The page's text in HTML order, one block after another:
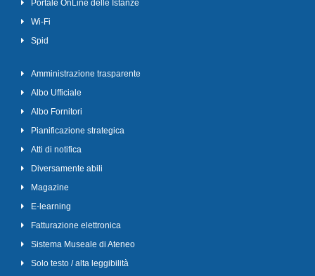
Portale OnLine delle Istanze
Wi-Fi
Spid
Amministrazione trasparente
Albo Ufficiale
Albo Fornitori
Pianificazione strategica
Atti di notifica
Diversamente abili
Magazine
E-learning
Fatturazione elettronica
Sistema Museale di Ateneo
Solo testo / alta leggibilità